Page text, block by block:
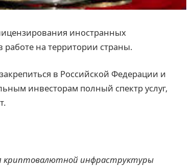
иностранных
на территории страны.
в Российской Федерации и
инвесторам полный спектр услуг,
инфраструктуры